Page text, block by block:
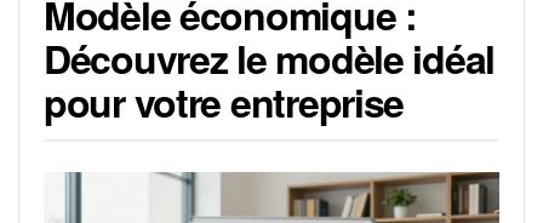
Modèle économique :
Découvrez le modèle idéal
pour votre entreprise